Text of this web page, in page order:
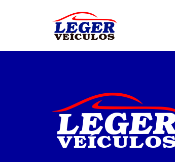
: mysqli_fetch_array() expects parameter
: mysqli_fetch_array() expects parameter